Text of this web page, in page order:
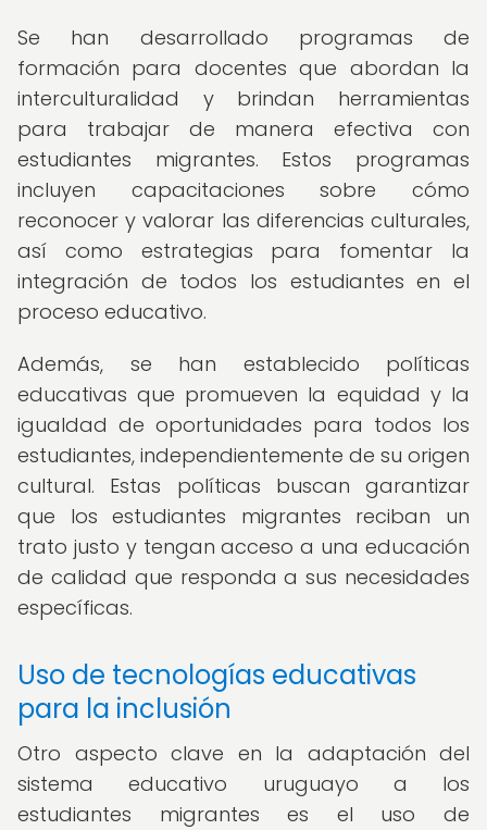
Se han desarrollado programas de
formación para docentes que abordan la
interculturalidad y brindan herramientas
para trabajar de manera efectiva con
estudiantes migrantes. Estos programas
incluyen capacitaciones sobre cómo
reconocer y valorar las diferencias culturales,
así como estrategias para fomentar la
integración de todos los estudiantes en el
proceso educativo.
Además, se han establecido políticas
educativas que promueven la equidad y la
igualdad de oportunidades para todos los
estudiantes, independientemente de su origen
cultural. Estas políticas buscan garantizar
que los estudiantes migrantes reciban un
trato justo y tengan acceso a una educación
de calidad que responda a sus necesidades
específicas.
Uso de tecnologías educativas
para la inclusión
Otro aspecto clave en la adaptación del
sistema educativo uruguayo a los
estudiantes migrantes es el uso de